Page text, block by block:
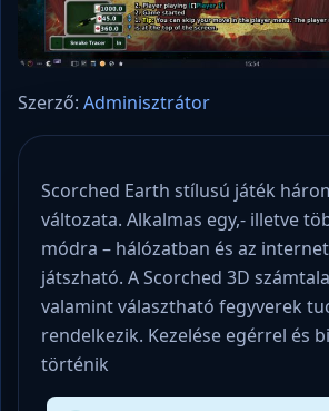
Szerző: Adminisztrátor
Scorched Earth stílusú játék
változata. Alkalmas egy,- illetve
módra – hálózatban és az
játszható. A Scorched 3D
valamint választható fegyverek
rendelkezik. Kezelése egérrel és
történik